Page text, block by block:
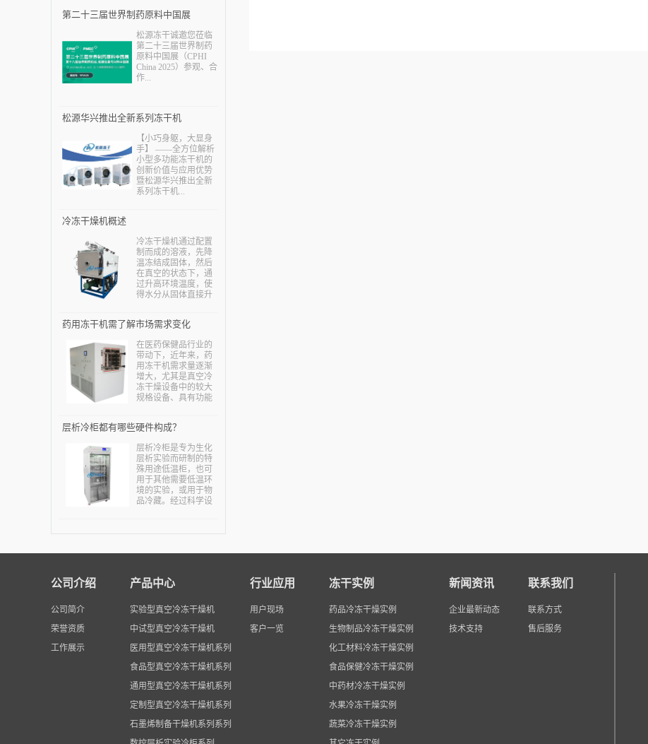
第二十三届世界制药原料中国展
（CPHI China 2025）松源冻干诚邀您莅临
第二十三届世界制药
原料中国展（CPHI
China 2025）参观、合
作...
松源华兴推出全新系列冻干机
【小巧身躯，大显身
手】 ——全方位解析
小型多功能冻干机的
创新价值与应用优势
暨松源华兴推出全新
系列冻干机...
冷冻干燥机概述
冷冻干燥机通过配置
制而成的溶液，先降
温冻结成固体，然后
在真空的状态下，通
过升高环境温度，使
得水分从固体直接升
证物质中的热敏成分
证物质中一些易氧化
的成分损失减少，确
保制品不会出现问
题。...
药用冻干机需了解市场需求变化
在医药保健品行业的
带动下，近年来，药
用冻干机需求量逐渐
增大，尤其是真空冷
冻干燥设备中的较大
规格设备、具有功能
需求量不断增多。真
于具有低温干燥、有
效成分破坏少、疏松
易溶化吸收、干燥和
灭菌同时进行的优
点，从而能确保产品
有效成分高、无菌指
低了能耗，减轻了污
染，为社会带来了更
实现绿色生产，低碳
献。...
层析冷柜都有哪些硬件构成？
层析冷柜是专为生化
层析实验而研制的特
殊用途低温柜，也可
用于其他需要低温环
境的实验，或用于物
品冷藏。经过科学设
研究的高校学科和科
行各种酶类，肽类，
大分子，核酸等物质
验。也可用于其他需
或用于物品冷藏。专
的各种应用设计，可
以在箱内操作层析设
备和其它简易安装的
仪器和设备。...
公司介绍
公司简介
荣誉资质
工作展示
产品中心
实验型真空冷冻干燥机
中试型真空冷冻干燥机
医用型真空冷冻干燥机系列
食品型真空冷冻干燥机系列
通用型真空冷冻干燥机系列
定制型真空冷冻干燥机系列
石墨烯制备干燥机系列系列
行业应用
用户现场
客户一览
冻干实例
药品冷冻干燥实例
生物制品冷冻干燥实例
化工材料冷冻干燥实例
食品保健冷冻干燥实例
中药材冷冻干燥实例
水果冷冻干燥实例
蔬菜冷冻干燥实例
新闻资讯
企业最新动态
技术支持
联系我们
联系方式
售后服务